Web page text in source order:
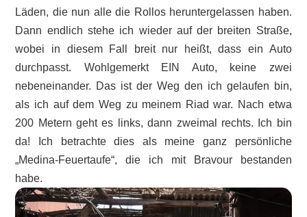
Läden, die nun alle die Rollos heruntergelassen haben.
Dann endlich stehe ich wieder auf der breiten Straße,
wobei in diesem Fall breit nur heißt, dass ein Auto
durchpasst. Wohlgemerkt EIN Auto, keine zwei
nebeneinander. Das ist der Weg den ich gelaufen bin,
als ich auf dem Weg zu meinem Riad war. Nach etwa
200 Metern geht es links, dann zweimal rechts. Ich bin
da! Ich betrachte dies als meine ganz persönliche
„Medina-Feuertaufe“, die ich mit Bravour bestanden
habe.